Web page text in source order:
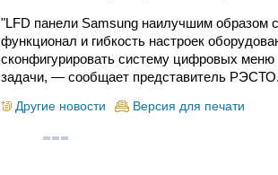
"LFD панели Samsung наилучшим образом
функционал и гибкость настроек
сконфигурировать систему цифровых
задачи, — сообщает представитель РЭСТО.
Другие новости Версия для печати